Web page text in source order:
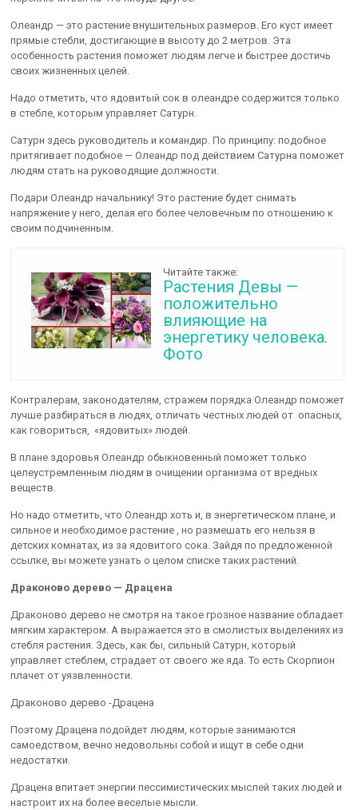
Олеандр — это растение внушительных размеров. Его куст имеет
прямые стебли, достигающие в высоту до 2 метров. Эта
особенность растения поможет людям легче и быстрее достичь
своих жизненных целей.
Надо отметить, что ядовитый сок в олеандре содержится только
в стебле, которым управляет Сатурн.
Сатурн здесь руководитель и командир. По принципу: подобное
притягивает подобное — Олеандр под действием Сатурна поможет
людям стать на руководящие должности.
Подари Олеандр начальнику! Это растение будет снимать
напряжение у него, делая его более человечным по отношению к
своим подчиненным.
Читайте также:
Растения Девы —
положительно
влияющие на
энергетику человека.
Фото
Контралерам, законодателям, стражем порядка Олеандр поможет
лучше разбираться в людях, отличать честных людей от опасных,
как говориться, «ядовитых» людей.
В плане здоровья Олеандр обыкновенный поможет только
целеустремленным людям в очищении организма от вредных
веществ.
Но надо отметить, что Олеандр хоть и, в энергетическом плане, и
сильное и необходимое растение , но размешать его нельзя в
детских комнатах, из за ядовитого сока. Зайдя по предложенной
ссылке, вы можете узнать о целом списке таких растений.
Драконово дерево — Драцена
Драконово дерево не смотря на такое грозное название обладает
мягким характером. А выражается это в смолистых выделениях из
стебля растения. Здесь, как бы, сильный Сатурн, который
управляет стеблем, страдает от своего же яда. То есть Скорпион
плачет от уязвленности.
Драконово дерево -Драцена
Поэтому Драцена подойдет людям, которые занимаются
самоедством, вечно недовольны собой и ищут в себе одни
недостатки.
Драцена впитает энергии пессимистических мыслей таких людей и
настроит их на более веселые мысли.